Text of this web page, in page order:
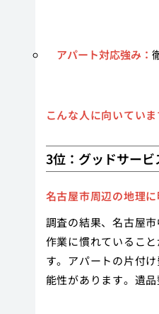
アパート対応強み：
こんな人に向いていま
3位：グッドサービ
名古屋市周辺の地理
調査の結果、名古屋
作業に慣れているこ
す。アパートの片付
能性があります。遺